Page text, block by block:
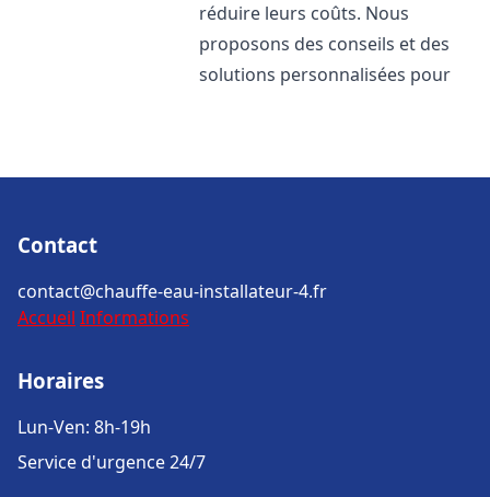
réduire leurs coûts. Nous
proposons des conseils et des
solutions personnalisées pour
Contact
contact@chauffe-eau-installateur-4.fr
Accueil Informations
Horaires
Lun-Ven: 8h-19h
Service d'urgence 24/7